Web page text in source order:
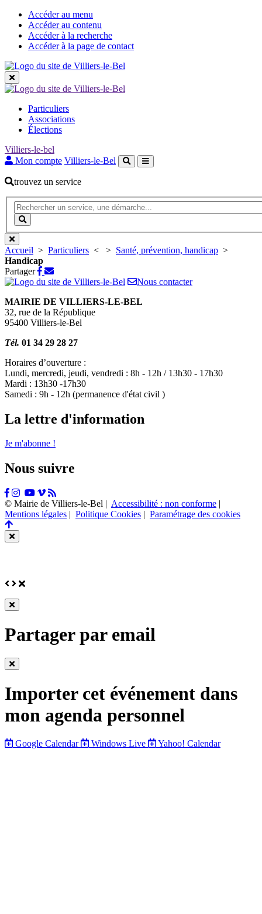
Accéder au menu
Accéder au contenu
Accéder à la recherche
Accéder à la page de contact
grandes
rubriques
Particuliers
Associations
Élections
Villiers-le-bel
Mon compte Villiers-le-Bel
trouvez un service
Recherche
(Mot(s)
clés
de
minimum
3
caractères)
la
Accueil > Particuliers < > Santé, prévention, handicap >
Handicap
Partager
Partager
sur
Partager
par
mail
Nous contacter
MAIRIE DE VILLIERS-LE-BEL
32, rue de la République
95400 Villiers-le-Bel
Tél. 01 34 29 28 27
Horaires d’ouverture :
Lundi, mercredi, jeudi, vendredi : 8h - 12h / 13h30 - 17h30
Mardi : 13h30 -17h30
Samedi : 9h - 12h (permanence d'état civil )
La lettre d'information
Je m'abonne !
Nous suivre
Facebook
Instagram
TiktokYoutube
Vimeo
Flux
RSS
© Mairie de Villiers-le-Bel | Accessibilité : non conforme |
Mentions légales | Politique Cookies | Paramétrage des cookies
Retour
en
haut
Fermer
Précédent
Suivant
Fermer
Fermer
fenêtre
Partager par email
Fermer
fenêtre
Importer cet événement dans
mon agenda personnel
Google Calendar Windows Live Yahoo! Calendar